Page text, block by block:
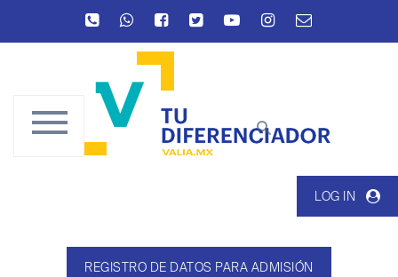
LOG IN
REGISTRO DE DATOS PARA ADMISIÓN